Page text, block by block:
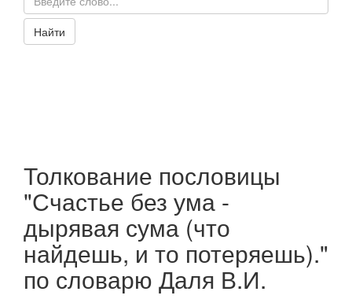
Найти
Толкование пословицы
"Счастье без ума -
дырявая сума (что
найдешь, и то потеряешь)."
по словарю Даля В.И.